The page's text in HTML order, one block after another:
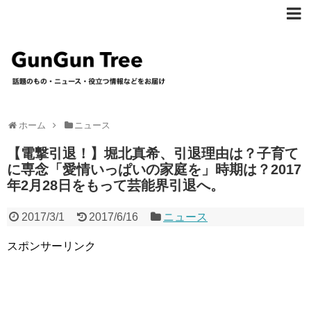
ホーム ニュース
【電撃引退！】堀北真希、引退理由は？子育て
に専念「愛情いっぱいの家庭を」時期は？2017
年2月28日をもって芸能界引退へ。
2017/3/1 2017/6/16 ニュース
スポンサーリンク